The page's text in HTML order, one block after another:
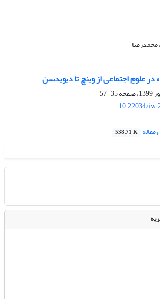
محمدرضا
علومِ اجتماعی از وینچ تا دیویدسن
35-57
10.22034/
538.71 K